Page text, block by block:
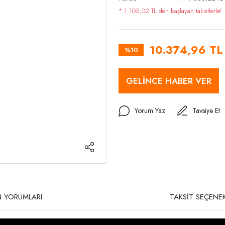
* 1.105,02 TL den başlayan taksitlerle!
%10 10.374,96 TL
GELİNCE HABER VER
Yorum Yaz Tavsiye Et
YORUMLARI TAKSİT